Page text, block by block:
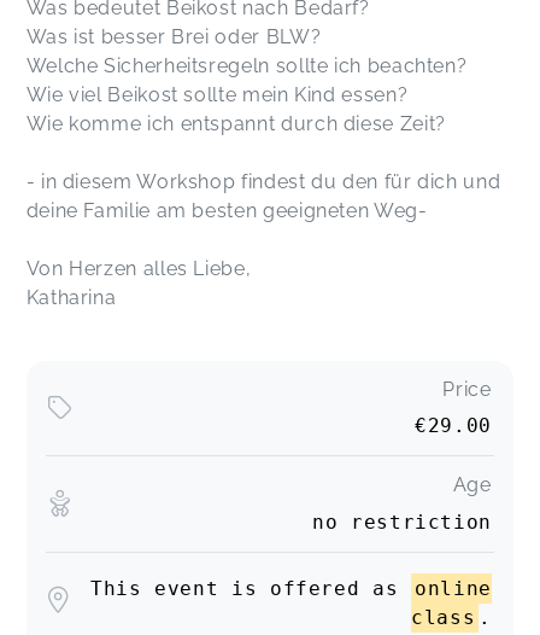
Was bedeutet Beikost nach Bedarf?
Was ist besser Brei oder BLW?
Welche Sicherheitsregeln sollte ich beachten?
Wie viel Beikost sollte mein Kind essen?
Wie komme ich entspannt durch diese Zeit?
- in diesem Workshop findest du den für dich und
deine Familie am besten geeigneten Weg-
Von Herzen alles Liebe,
Katharina
Price
€29.00
Age
no restriction
This event is offered as
online
class .